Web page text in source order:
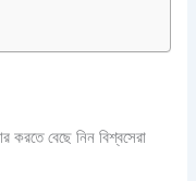
বেছে নিন বিশ্বসেরা